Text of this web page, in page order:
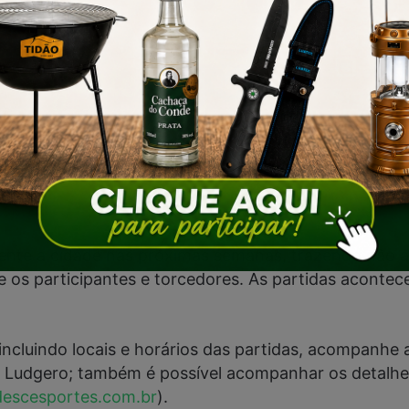
Fim do anúncio
a cidade nas próximas semanas, trazendo não
participantes e torcedores. As partidas
locais e horários das partidas, acompanhe
também é possível acompanhar os
).